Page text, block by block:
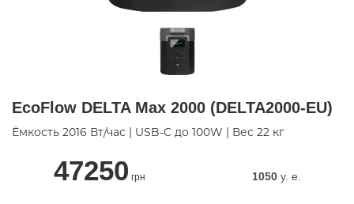
EcoFlow DELTA Max 2000 (DELTA2000-EU)
Ёмкость 2016 Вт/час | USB-C до 100W | Вес 22 кг
47250 грн 1050y. e.